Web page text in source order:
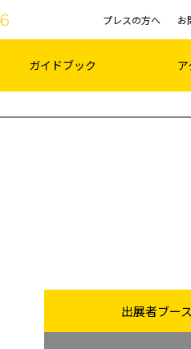
プレスの方へ お
ガイドブック
出展者ブース